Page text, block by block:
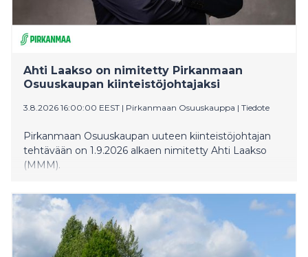
Ahti Laakso on nimitetty Pirkanmaan
Osuuskaupan kiinteistöjohtajaksi
3.8.2026 16:00:00 EEST | Pirkanmaan Osuuskauppa | Tiedote
Pirkanmaan Osuuskaupan uuteen kiinteistöjohtajan
tehtävään on 1.9.2026 alkaen nimitetty Ahti Laakso
(MMM).